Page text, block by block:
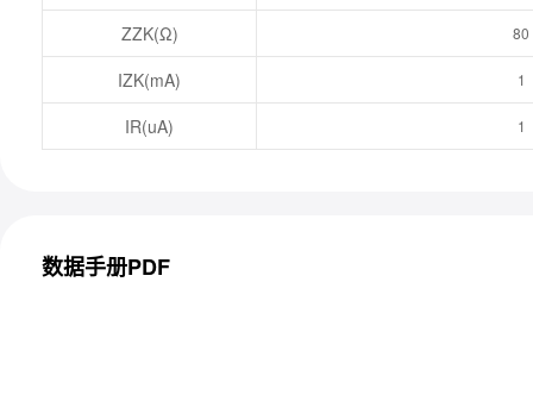
ZZK(Ω) 80
IZK(mA) 1
IR(uA) 1
数据手册PDF